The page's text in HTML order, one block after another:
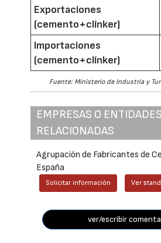
Exportaciones
(cemento+clínker)
Importaciones
(cemento+clínker)
Fuente: Ministerio de Industria y
EMPRESAS O ENTIDADES
RELACIONADAS
Agrupación de Fabricantes de
España
Solicitar información Ver
ver/escribir